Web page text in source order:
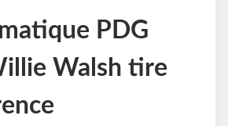
PDG
Walsh tire